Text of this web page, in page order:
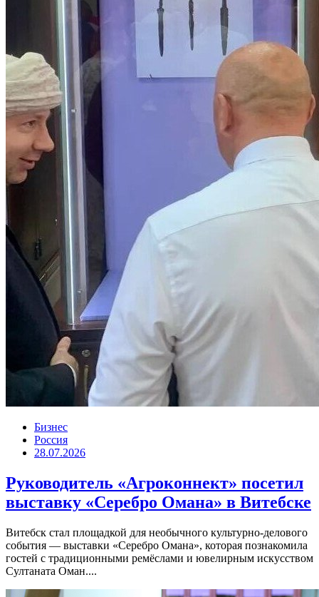
Бизнес
Россия
28.07.2026
Руководитель «Агроконнект» посетил
выставку «Серебро Омана» в Витебске
Витебск стал площадкой для необычного культурно-делового
события — выставки «Серебро Омана», которая познакомила
гостей с традиционными ремёслами и ювелирным искусством
Султаната Оман....